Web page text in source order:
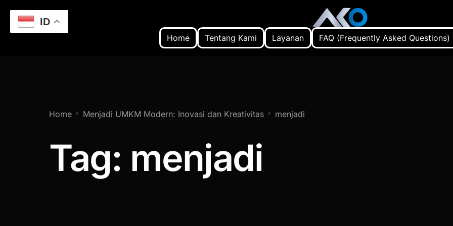
Home Tentang Kami Layanan FAQ (Frequently Asked Questions)
Home Menjadi UMKM Modern: Inovasi dan Kreativitas menjadi
Tag: menjadi
ID